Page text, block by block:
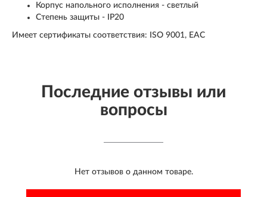
Корпус напольного исполнения - светлый
Cтепень защиты - IP20
Имеет сертификаты соответствия: ISO 9001, ЕАС
Последние отзывы или
вопросы
Нет отзывов о данном товаре.